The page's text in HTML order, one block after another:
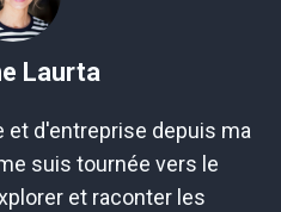
Laurta
et d'entreprise depuis ma
suis tournée vers le
et raconter les